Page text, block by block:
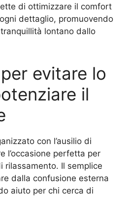
di ottimizzare il comfort
dettaglio, promuovendo
lontano dallo
evitare lo
il
con l’ausilio di
l’occasione perfetta per
rilassamento. Il semplice
dalla confusione esterna
aiuto per chi cerca di